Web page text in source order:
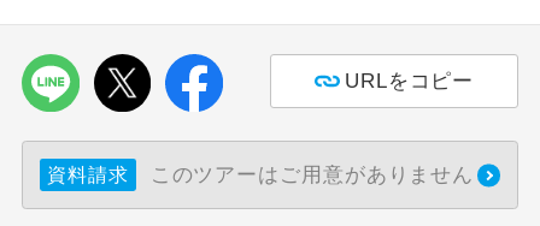
URLをコピー
資料請求 このツアーはご用意がありません